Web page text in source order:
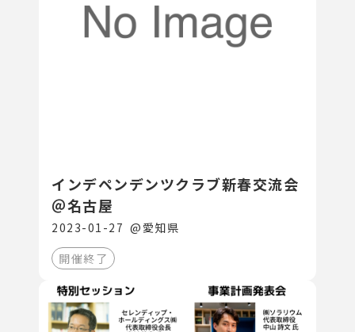
インデペンデンツクラブ新春交流会
＠名古屋
2023-01-27 @ 愛知県
開催終了